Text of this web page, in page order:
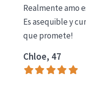
Realmente amo
Es asequible y
que promete!
Chloe, 47